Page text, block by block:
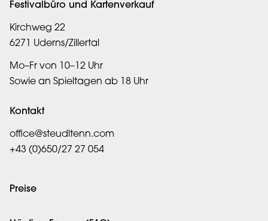
Festivalbüro und Kartenverkauf
Kirchweg 22
6271 Uderns/Zillertal
Mo–Fr von 10–12 Uhr
Sowie an Spieltagen ab 18 Uhr
Kontakt
office@steudltenn.com
+43 (0)650/27 27 054
Preise